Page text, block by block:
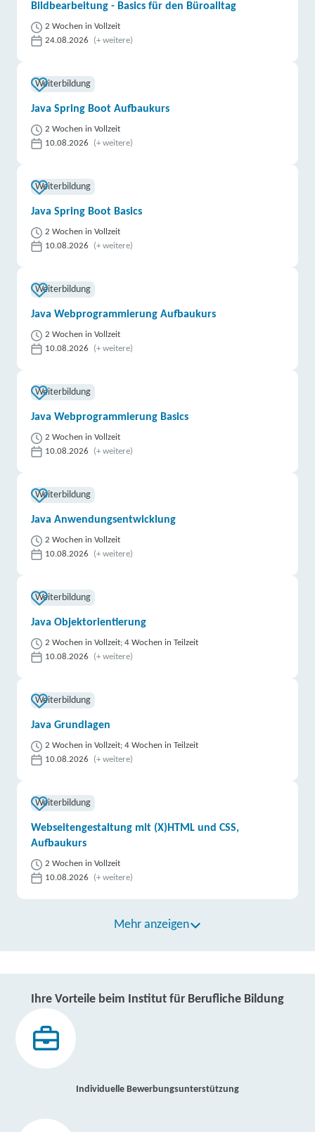
Bildbearbeitung - Basics für den Büroalltag
2 Wochen in Vollzeit
24.08.2026
(+ weitere)
Weiterbildung
Java Spring Boot Aufbaukurs
2 Wochen in Vollzeit
10.08.2026
(+ weitere)
Weiterbildung
Java Spring Boot Basics
2 Wochen in Vollzeit
10.08.2026
(+ weitere)
Weiterbildung
Java Webprogrammierung Aufbaukurs
2 Wochen in Vollzeit
10.08.2026
(+ weitere)
Weiterbildung
Java Webprogrammierung Basics
2 Wochen in Vollzeit
10.08.2026
(+ weitere)
Weiterbildung
Java Anwendungsentwicklung
2 Wochen in Vollzeit
10.08.2026
(+ weitere)
Weiterbildung
Java Objektorientierung
2 Wochen in Vollzeit; 4 Wochen in Teilzeit
10.08.2026
(+ weitere)
Weiterbildung
Java Grundlagen
2 Wochen in Vollzeit; 4 Wochen in Teilzeit
10.08.2026
(+ weitere)
Weiterbildung
Webseitengestaltung mit (X)HTML und CSS,
Aufbaukurs
2 Wochen in Vollzeit
10.08.2026
(+ weitere)
Mehr anzeigen
Ihre Vorteile beim Institut für Berufliche Bildung
Individuelle Bewerbungsunterstützung